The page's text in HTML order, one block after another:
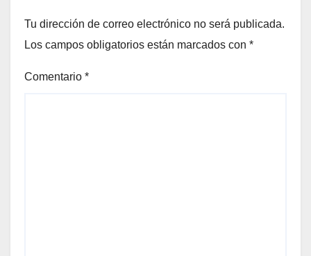
Tu dirección de correo electrónico no será publicada.
Los campos obligatorios están marcados con *
Comentario *